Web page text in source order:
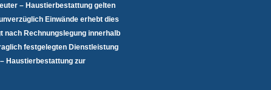
– Haustierbestattung gelten
Einwände erhebt dies
nach Rechnungslegung innerhalb
festgelegten Dienstleistung
Haustierbestattung zur